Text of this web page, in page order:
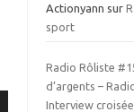
Actionyann sur
sport
Radio Rôliste
d’argents –
Interview